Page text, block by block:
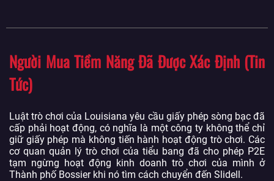
Người Mua Tiềm Năng Đã Được Xác Định (Tin
Tức)
Luật trò chơi của Louisiana yêu cầu giấy phép sòng bạc đã
cấp phải hoạt động, có nghĩa là một công ty không thể chỉ
giữ giấy phép mà không tiến hành hoạt động trò chơi. Các
cơ quan quản lý trò chơi của tiểu bang đã cho phép P2E
tạm ngừng hoạt động kinh doanh trò chơi của mình ở
Thành phố Bossier khi nó tìm cách chuyển đến Slidell.